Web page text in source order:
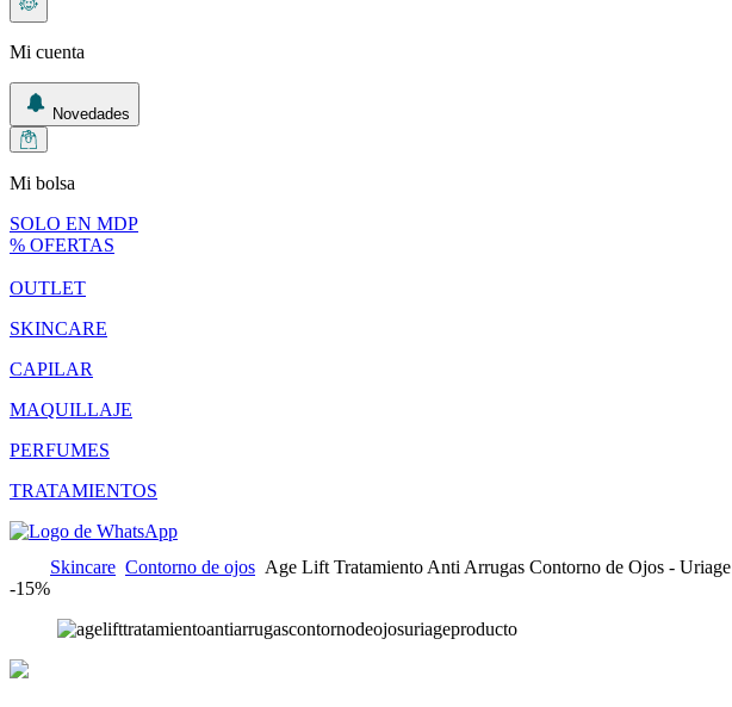
Mi cuenta
Novedades
Mi bolsa
SOLO EN MDP
% OFERTAS
OUTLET
SKINCARE
CAPILAR
MAQUILLAJE
PERFUMES
TRATAMIENTOS
Skincare Contorno de ojos Age Lift Tratamiento Anti Arrugas Contorno de Ojos - Uriage
-15%